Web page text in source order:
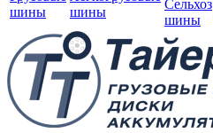
шины
шины
Сельхоз
шины